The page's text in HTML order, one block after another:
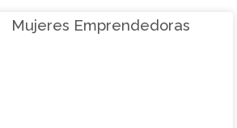
Mujeres Emprendedoras